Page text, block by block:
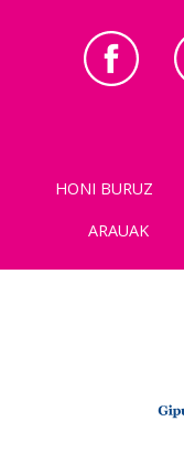
HONI BURUZ
ARAUAK